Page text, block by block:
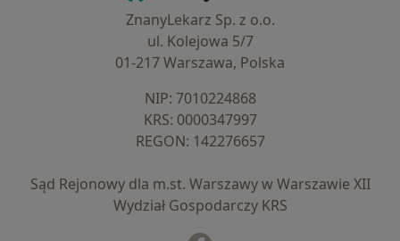
ZnanyLekarz Sp. z o.o.
ul. Kolejowa 5/7
01-217 Warszawa, Polska
NIP: ⁠7010224868
KRS: ⁠0000347997
REGON: ⁠142276657
Sąd Rejonowy dla m.st. Warszawy w Warszawie XII
Wydział Gospodarczy KRS